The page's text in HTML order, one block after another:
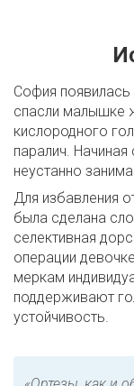
София
спасли малышке
кислородного
паралич.
неустанно
Для избавления
была сделана
селективная
операции
меркам
поддерживают
устойчивость.